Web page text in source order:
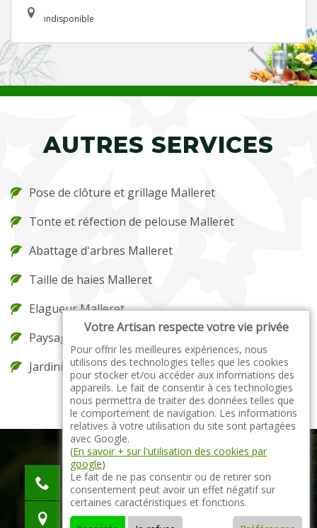
indisponible
AUTRES SERVICES
Pose de clôture et grillage Malleret
Tonte et réfection de pelouse Malleret
Abattage d'arbres Malleret
Taille de haies Malleret
Elagueur Malleret
Paysagiste Malleret
Jardinier Malleret
indisponible
indisponible
indisponible
Votre Artisan respecte votre vie privée
Pour offrir les meilleures expériences, nous
utilisons des technologies telles que les cookies
pour stocker et/ou accéder aux informations des
appareils. Le fait de consentir à ces technologies
nous permettra de traiter des données telles que
le comportement de navigation. Les informations
relatives à votre utilisation du site sont partagées
avec Google.
(En savoir + sur l'utilisation des cookies par
google)
Le fait de ne pas consentir ou de retirer son
consentement peut avoir un effet négatif sur
certaines caractéristiques et fonctions.